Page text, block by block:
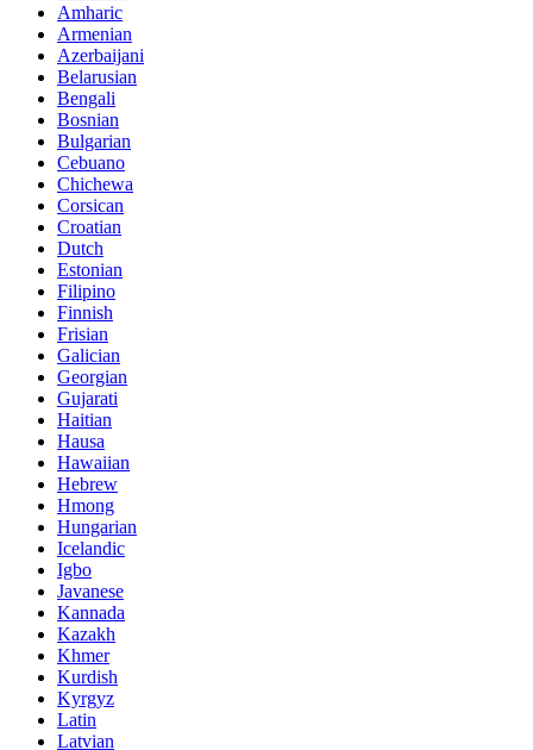
Amharic
Armenian
Azerbaijani
Belarusian
Bengali
Bosnian
Bulgarian
Cebuano
Chichewa
Corsican
Croatian
Dutch
Estonian
Filipino
Finnish
Frisian
Galician
Georgian
Gujarati
Haitian
Hausa
Hawaiian
Hebrew
Hmong
Hungarian
Icelandic
Igbo
Javanese
Kannada
Kazakh
Khmer
Kurdish
Kyrgyz
Latin
Latvian